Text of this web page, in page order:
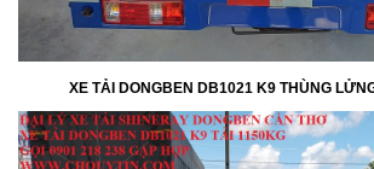
XE TẢI DONGBEN DB1021 K9 THÙNG